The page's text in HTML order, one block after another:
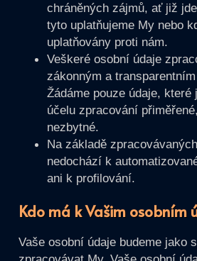
chráněných zájmů, ať již
tyto uplatňujeme My nebo
uplatňovány proti nám.
Veškeré osobní údaje
zákonným a
Žádáme pouze údaje,
účelu zpracování
nezbytné.
Na základě
nedochází k
ani k profilování.
Kdo má k Vašim osobním
Vaše osobní údaje budeme jako